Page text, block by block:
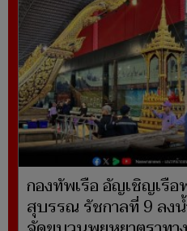
กองทัพเรือ อัญเชิญเรื
สุบรรณ รัชกาลที่ 9 ลงน้